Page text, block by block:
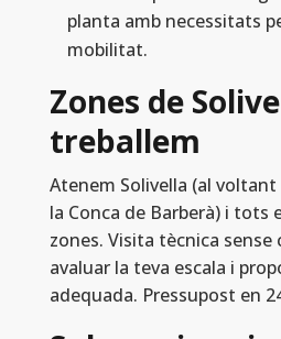
planta amb necessitats
mobilitat.
Zones de
treballem
Atenem Solivella (al
la Conca de Barberà) i tots
zones. Visita tècnica sense
avaluar la teva escala i
adequada. Pressupost en